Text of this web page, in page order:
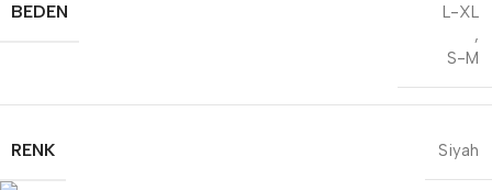
BEDEN
L-XL
,
S-M
RENK Siyah